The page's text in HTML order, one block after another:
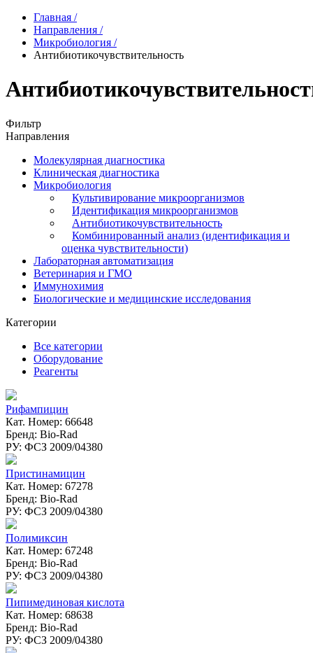
Главная /
Направления /
Микробиология /
Антибиотикочувствительность
Фильтр
Направления
Молекулярная диагностика
Клиническая диагностика
Микробиология
Культивирование микроорганизмов
Идентификация микроорганизмов
Антибиотикочувствительность
Комбинированный анализ (идентификация и
оценка чувствительности)
Лабораторная автоматизация
Ветеринария и ГМО
Иммунохимия
Биологические и медицинские исследования
Категории
Все категории
Оборудование
Реагенты
Рифампицин
Кат. Номер: 66648
Бренд: Bio-Rad
РУ: ФСЗ 2009/04380
Пристинамицин
Кат. Номер: 67278
Бренд: Bio-Rad
РУ: ФСЗ 2009/04380
Полимиксин
Кат. Номер: 67248
Бренд: Bio-Rad
РУ: ФСЗ 2009/04380
Пипимединовая кислота
Кат. Номер: 68638
Бренд: Bio-Rad
РУ: ФСЗ 2009/04380